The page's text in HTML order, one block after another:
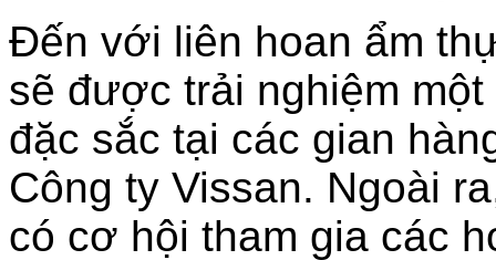
Đến với liên hoan ẩm
sẽ được trải nghiệm
đặc sắc tại các gian
Công ty Vissan. Ngoài
có cơ hội tham gia các